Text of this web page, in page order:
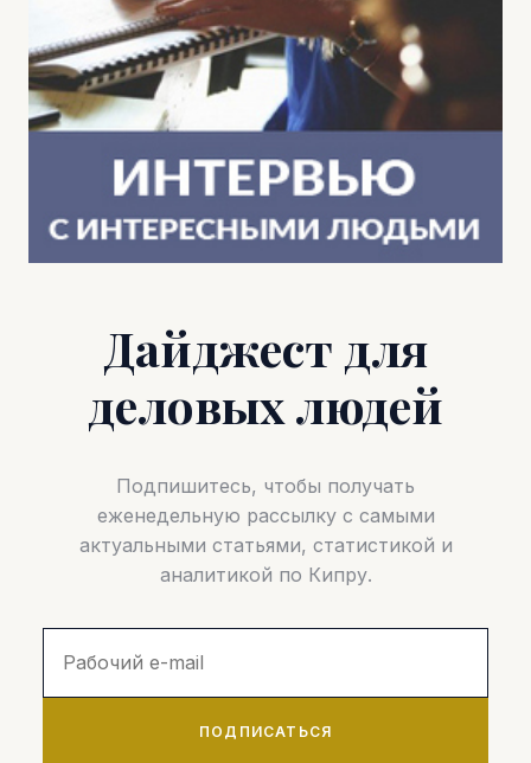
Дайджест для
деловых людей
Подпишитесь, чтобы получать
еженедельную рассылку с самыми
актуальными статьями, статистикой и
аналитикой по Кипру.
ПОДПИСАТЬСЯ